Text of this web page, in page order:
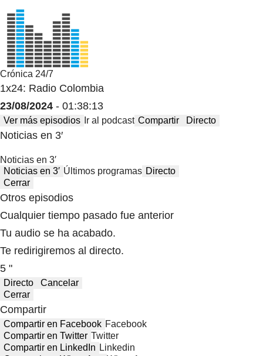
Crónica 24/7
1x24: Radio Colombia
23/08/2024 - 01:38:13
Ver más episodios Ir al podcast Compartir Directo
Noticias en 3′
Noticias en 3′
Noticias en 3′ Últimos programas Directo
Cerrar
Otros episodios
Cualquier tiempo pasado fue anterior
Tu audio se ha acabado.
Te redirigiremos al directo.
5 "
Directo
Cancelar
Cerrar
Compartir
Compartir en Facebook Facebook
Compartir en Twitter Twitter
Compartir en LinkedIn Linkedin